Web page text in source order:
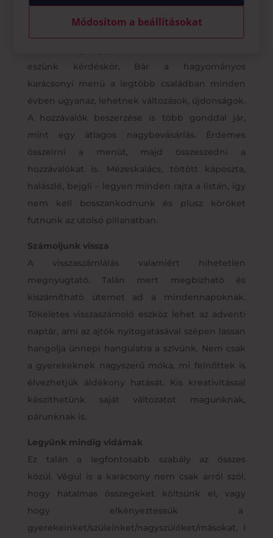
eszünk kérdéskör. Bár a hagyományos
karácsonyi menü a legtöbb családban minden
évben ugyanaz, lehetnek változások, újdonságok.
A hozzávalók beszerzése is több gonddal jár,
mint egy átlagos nagybevásárlás. Érdemes
összeírni a menüt, majd összeszedni a
hozzávalókat is. Mézeskalács, töltött káposzta,
halászlé, bejgli – legyen minden rajta a listán, így
nem kell bosszankodnunk és plusz köröket
futnunk az utolsó pillanatban.
Számoljunk vissza
A visszaszámlálás valamiért hihetetlen
megnyugtató. Talán mert megbízható és
kiszámítható ütemet ad a mindennapoknak.
Tökéletes visszaszámoló eszköz lehet az adventi
naptár, ami az ajtók nyitogatásával szépen lassan
hangolja ünnepi hangulatra a szívünk. Nem csak
a gyerekeknek nagyszerű móka, mi felnőttek is
élvezhetjük áldékony hatását. Kis kreativitással
készíthetünk saját változatot magunknak,
párunknak is.
Legyünk mindig vidámak
Ez talán a legfontosabb szabály az összes
közül. Végül is a karácsony nem csak arról szól,
hogy hatalmas összegeket költsünk el, vagy
hogy elkényeztessük a
gyerekeinket/szüleinket/nagyszülőket/másokat. I
Módosítom a beállításokat